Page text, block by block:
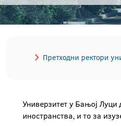
Претходни ректори
Универзитет у Бањој Луци
иностранства, и то за